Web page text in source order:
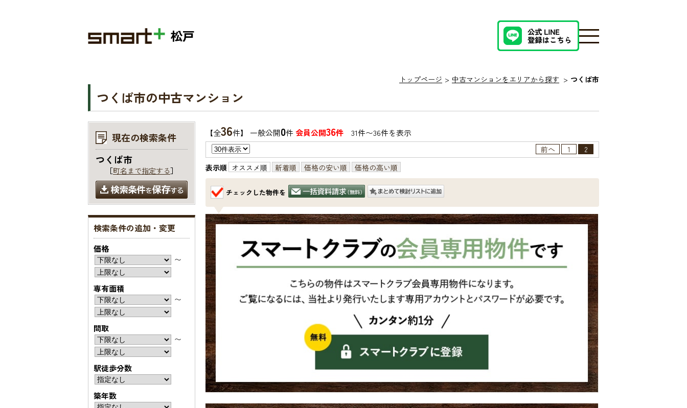
松戸
トップページ 中古マンションをエリアから探す つくば市
つくば市の中古マンション
【全36件】 一般公開0件会員公開36件 31件〜36件を表示
前へ 1
2
表示順 オススメ順 新着順 価格の安い順 価格の高い順
チェックした物件を
現在の検索条件
つくば市
［町名まで指定する］
検索条件の追加・変更
価格
〜
専有面積
〜
間取
〜
駅徒歩分数
築年数